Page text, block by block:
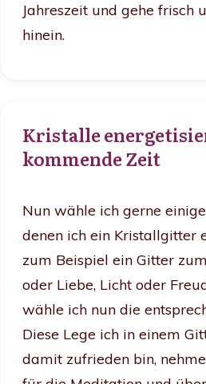
Jahreszeit und gehe frisch
hinein.
Kristalle
kommende Zeit
Nun wähle ich gerne
denen ich ein Kristallgitter
zum Beispiel ein Gitter
oder Liebe, Licht oder
wähle ich nun die
Diese Lege ich in einem
damit zufrieden bin,